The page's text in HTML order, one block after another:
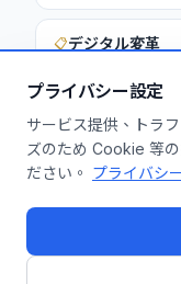
プライバシー設定
サービス提供、トラ
ズのため Cookie 等
ださい。 プライバシ
📋デジタル変革
このイン